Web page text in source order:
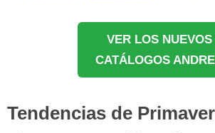
VER LOS NUEVOS
CATÁLOGOS
Tendencias de